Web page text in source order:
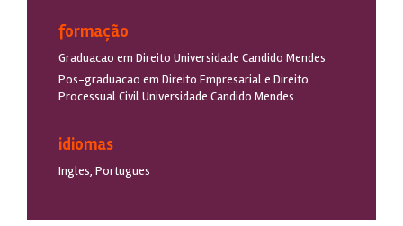
formação
Graduacao em Direito Universidade Candido Mendes
Pos-graduacao em Direito Empresarial e Direito
Processual Civil Universidade Candido Mendes
idiomas
Ingles, Portugues